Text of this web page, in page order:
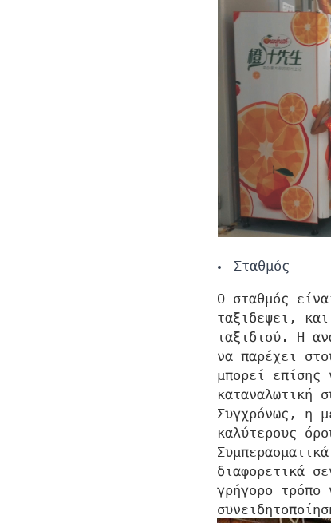
Σταθμός
Ο σταθμός
ταξιδεψει,
ταξιδιού. Η
να παρέχει
μπορεί επίσης
καταναλωτική
Συγχρόνως, η
καλύτερους
διαφορετικά
γρήγορο τρόπο